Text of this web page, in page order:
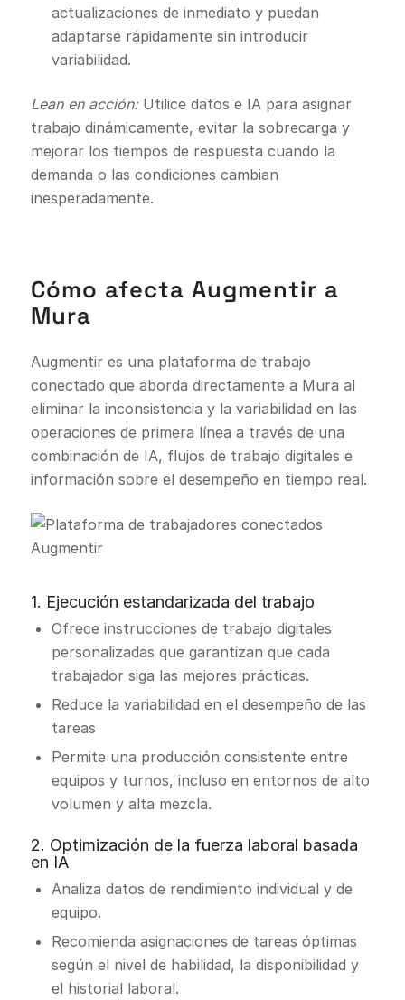
actualizaciones de inmediato y puedan
adaptarse rápidamente sin introducir
variabilidad.
Lean en acción:Utilice datos e IA para asignar
trabajo dinámicamente, evitar la sobrecarga y
mejorar los tiempos de respuesta cuando la
demanda o las condiciones cambian
inesperadamente.
Cómo afecta Augmentir a
Mura
Augmentir es una plataforma de trabajo
conectado que aborda directamente a Mura al
eliminar la inconsistencia y la variabilidad en las
operaciones de primera línea a través de una
combinación de IA, flujos de trabajo digitales e
información sobre el desempeño en tiempo real.
1. Ejecución estandarizada del trabajo
Ofrece instrucciones de trabajo digitales
personalizadas que garantizan que cada
trabajador siga las mejores prácticas.
Reduce la variabilidad en el desempeño de las
tareas
Permite una producción consistente entre
equipos y turnos, incluso en entornos de alto
volumen y alta mezcla.
2. Optimización de la fuerza laboral basada
en IA
Analiza datos de rendimiento individual y de
equipo.
Recomienda asignaciones de tareas óptimas
según el nivel de habilidad, la disponibilidad y
el historial laboral.